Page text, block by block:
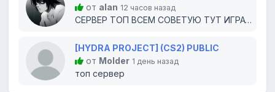
от alan 12 часов назад
СЕРВЕР ТОП ВСЕМ СОВЕТУЮ ТУТ ИГРАТЬ
[HYDRA PROJECT] (CS2) PUBLIC
от Molder 1 день назад
топ сервер